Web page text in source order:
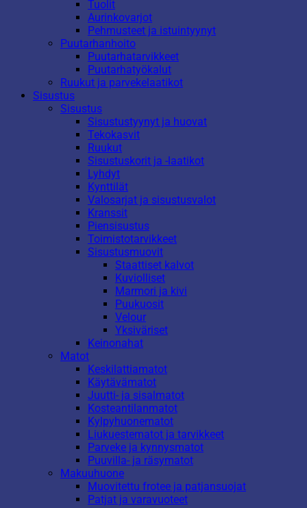
Tuolit
Aurinkovarjot
Pehmusteet ja istuintyynyt
Puutarhanhoito
Puutarhatarvikkeet
Puutarhatyökalut
Ruukut ja parvekelaatikot
Sisustus
Sisustus
Sisustustyynyt ja huovat
Tekokasvit
Ruukut
Sisustuskorit ja -laatikot
Lyhdyt
Kynttilät
Valosarjat ja sisustusvalot
Kranssit
Piensisustus
Toimistotarvikkeet
Sisustusmuovit
Staattiset kalvot
Kuviolliset
Marmori ja kivi
Puukuosit
Velour
Yksiväriset
Keinonahat
Matot
Keskilattiamatot
Käytävämatot
Juutti- ja sisalmatot
Kosteantilanmatot
Kylpyhuonematot
Liukuestematot ja tarvikkeet
Parveke ja kynnysmatot
Puuvilla- ja räsymatot
Makuuhuone
Muovitettu frotee ja patjansuojat
Patjat ja varavuoteet